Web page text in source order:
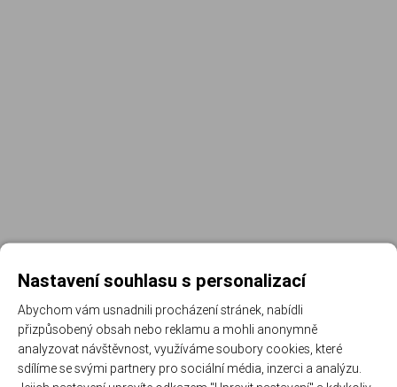
Registrujte se k odběru newsletteru a už Vám
nic neunikne
Nastavení souhlasu s personalizací
Abychom vám usnadnili procházení stránek, nabídli
přizpůsobený obsah nebo reklamu a mohli anonymně
analyzovat návštěvnost, využíváme soubory cookies, které
sdílíme se svými partnery pro sociální média, inzerci a analýzu.